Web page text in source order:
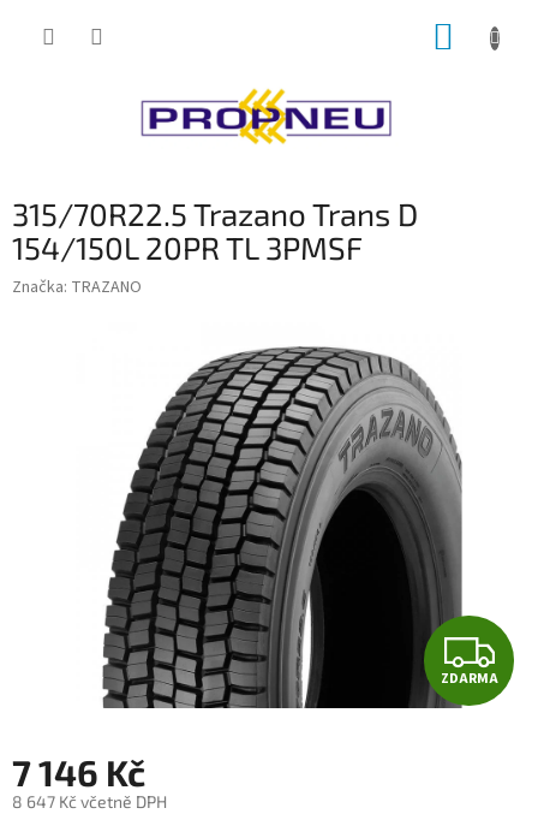
315/70R22.5 Trazano Trans D
154/150L 20PR TL 3PMSF
Značka: TRAZANO
Z
D
ZDARMA
7 146 Kč
8 647 Kč včetně DPH